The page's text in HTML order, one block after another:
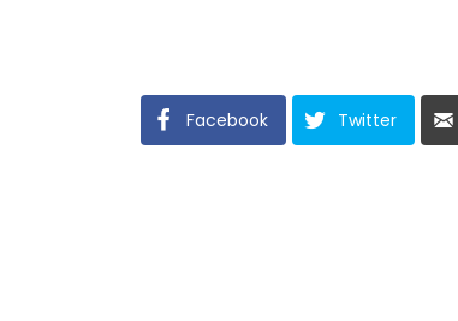
Facebook Twitter